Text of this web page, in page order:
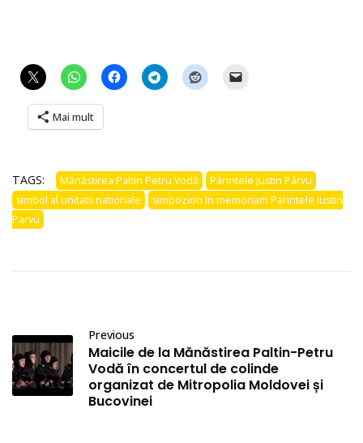
Mai mult
TAGS: Mănăstirea Paltin Petru Vodă
Părintele Justin Pârvu
simbol al unitatii nationale
simpozion In memoriam Parintele Iustin
Parvu
Previous
Maicile de la Mănăstirea Paltin-Petru
Vodă în concertul de colinde
organizat de Mitropolia Moldovei și
Bucovinei